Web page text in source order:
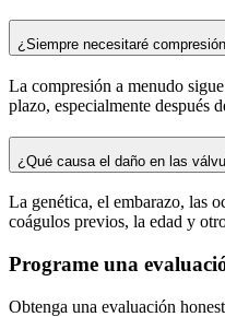
¿Siempre necesitaré
La compresión a menudo
plazo, especialmente después
¿Qué causa el daño en las
La genética, el embarazo, las
coágulos previos, la edad y
Programe una
Obtenga una evaluación